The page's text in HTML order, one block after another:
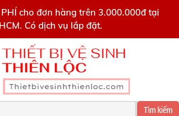
cho đơn hàng trên 3.000.000đ tại
Có dịch vụ lắp đặt.
Tìm kiếm